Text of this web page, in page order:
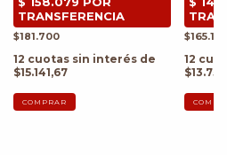
$181.700
12 cuotas sin interés de
$15.141,67
COMPRAR
12